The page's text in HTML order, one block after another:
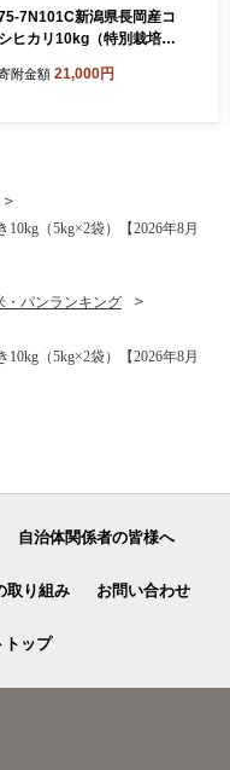
7N101C新潟県長岡産コ
シヒカリ10kg（特別栽培
附金額 21,000円
（5kg×2袋）【2026年8月
・パンランキング
（5kg×2袋）【2026年8月
自治体関係者の皆様へ
取り組み お問い合わせ
トップ